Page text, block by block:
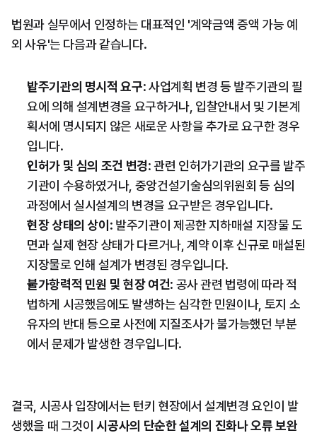
법원과 실무에서 인정하는 대표적인 '계약금액 증액 가능 예
외 사유'는 다음과 같습니다.
발주기관의 명시적 요구: 사업계획 변경 등 발주기관의 필
요에 의해 설계변경을 요구하거나, 입찰안내서 및 기본계
획서에 명시되지 않은 새로운 사항을 추가로 요구한 경우
입니다.
인허가 및 심의 조건 변경: 관련 인허가기관의 요구를 발주
기관이 수용하였거나, 중앙건설기술심의위원회 등 심의
과정에서 실시설계의 변경을 요구받은 경우입니다.
현장 상태의 상이 : 발주기관이 제공한 지하매설 지장물 도
면과 실제 현장 상태가 다르거나, 계약 이후 신규로 매설된
지장물로 인해 설계가 변경된 경우입니다.
불가항력적 민원 및 현장 여건: 공사 관련 법령에 따라 적
법하게 시공했음에도 발생하는 심각한 민원이나, 토지 소
유자의 반대 등으로 사전에 지질조사가 불가능했던 부분
에서 문제가 발생한 경우입니다.
결국, 시공사 입장에서는 턴키 현장에서 설계변경 요인이 발
생했을 때 그것이 시공사의 단순한 설계의 진화나 오류 보완